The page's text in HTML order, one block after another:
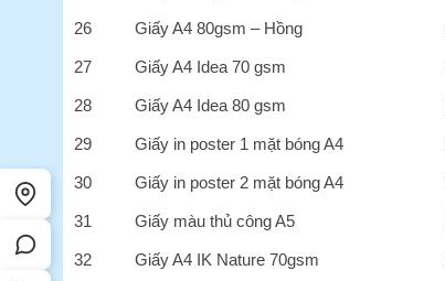
26 Giấy A4 80gsm – Hồng
27 Giấy A4 Idea 70 gsm
28 Giấy A4 Idea 80 gsm
29 Giấy in poster 1 mặt bóng A4
30 Giấy in poster 2 mặt bóng A4
31 Giấy màu thủ công A5
32 Giấy A4 IK Nature 70gsm